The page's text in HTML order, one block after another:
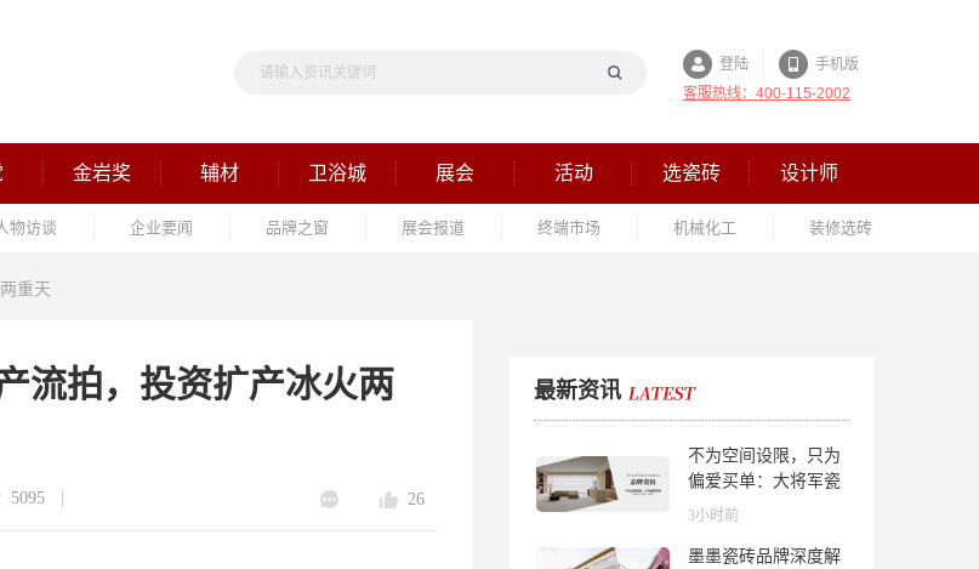
登陆
手机版
客服热线：400-115-2002
金岩奖 辅材 卫浴城 展会 活动 选瓷砖 设计师
物访谈 企业要闻 品牌之窗 展会报道 终端市场 机械化工 装修选砖
重天
流拍，投资扩产冰火两
5095 26
最新资讯
不为空间设限，只为
偏爱买单：大将军瓷
砖解锁“高级哑”人居
3小时前
墨墨瓷砖品牌深度解